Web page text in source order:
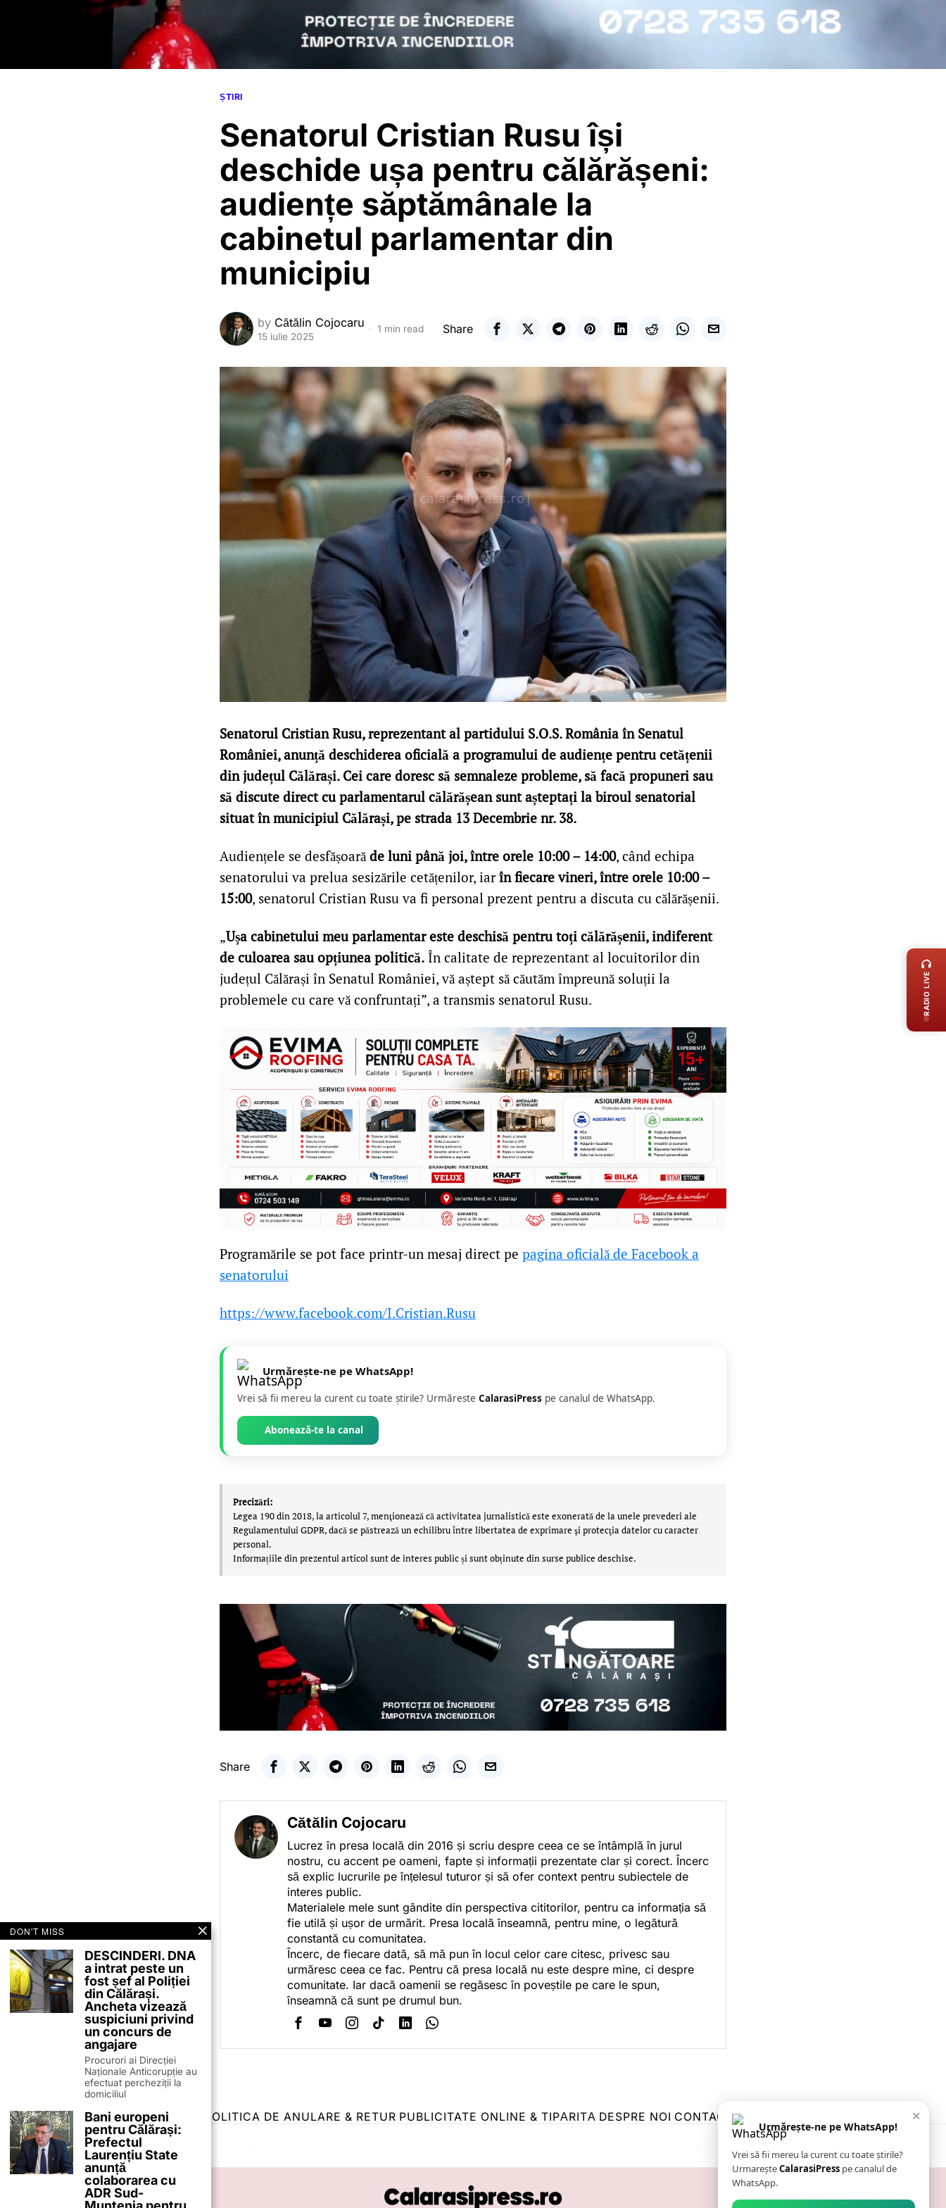
ȘTIRI
Senatorul Cristian Rusu își
deschide ușa pentru călărășeni:
audiențe săptămânale la
cabinetul parlamentar din
municipiu
by Cătălin Cojocaru
15 iulie 2025
1 min read Share
Senatorul Cristian Rusu, reprezentant al partidului S.O.S. România în Senatul
României, anunță deschiderea oficială a programului de audiențe pentru cetățenii
din județul Călărași. Cei care doresc să semnaleze probleme, să facă propuneri sau
să discute direct cu parlamentarul călărășean sunt așteptați la biroul senatorial
situat în municipiul Călărași, pe strada 13 Decembrie nr. 38.
Audiențele se desfășoară de luni până joi, între orele 10:00 – 14:00, când echipa
senatorului va prelua sesizările cetățenilor, iarîn fiecare vineri, între orele 10:00 –
15:00, senatorul Cristian Rusu va fi personal prezent pentru a discuta cu călărășenii.
„Ușa cabinetului meu parlamentar este deschisă pentru toți călărășenii, indiferent
de culoarea sau opțiunea politică. În calitate de reprezentant al locuitorilor din
județul Călărași în Senatul României, vă aștept să căutăm împreună soluții la
problemele cu care vă confruntați”, a transmis senatorul Rusu.
Programările se pot face printr-un mesaj direct pe pagina oficială de Facebook a
senatorului
https://www.facebook.com/I.Cristian.Rusu
Urmărește-ne pe WhatsApp!
Vrei să fii mereu la curent cu toate știrile? Urmăreste CalarasiPress pe canalul de WhatsApp.
Abonează-te la canal
Precizări:
Legea 190 din 2018, la articolul 7, menţionează că activitatea jurnalistică este exonerată de la unele prevederi ale
Regulamentului GDPR, dacă se păstrează un echilibru între libertatea de exprimare şi protecţia datelor cu caracter
personal.
Informațiile din prezentul articol sunt de interes public și sunt obținute din surse publice deschise.
Share
Cătălin Cojocaru
Lucrez în presa locală din 2016 și scriu despre ceea ce se întâmplă în jurul
nostru, cu accent pe oameni, fapte și informații prezentate clar și corect. Încerc
să explic lucrurile pe înțelesul tuturor și să ofer context pentru subiectele de
interes public.
Materialele mele sunt gândite din perspectiva cititorilor, pentru ca informația să
fie utilă și ușor de urmărit. Presa locală înseamnă, pentru mine, o legătură
constantă cu comunitatea.
Încerc, de fiecare dată, să mă pun în locul celor care citesc, privesc sau
urmăresc ceea ce fac. Pentru că presa locală nu este despre mine, ci despre
comunitate. Iar dacă oamenii se regăsesc în poveștile pe care le spun,
înseamnă că sunt pe drumul bun.
TERMENI ȘI CONDIȚII COOKIES POLITICA DE ANULARE & RETUR PUBLICITATE ONLINE & TIPĂRITĂ DESPRE NOI CONTACT ZIARUL ANUNȚUL CĂLĂRĂȘEAN
×
Urmărește-ne pe WhatsApp!
Vrei să fii mereu la curent cu toate știrile?
UrmareșteCalarasiPress pe canalul de
WhatsApp.
RADIO LIVE
DON'T MISS
DESCINDERI. DNA
a intrat peste un
fost șef al Poliției
din Călărași.
Ancheta vizează
suspiciuni privind
un concurs de
angajare
Procurori ai Direcției
Naționale Anticorupție au
efectuat percheziții la
domiciliul
Bani europeni
pentru Călărași:
Prefectul
Laurențiu State
anunță
colaborarea cu
ADR Sud-